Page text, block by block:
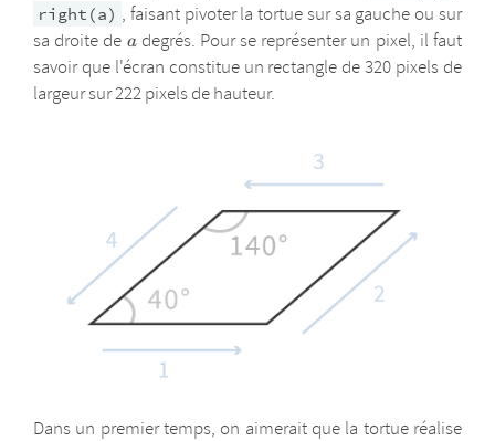
right(a) , faisant pivoter la tortue sur sa gauche ou sur
sa droite de a
adegrés. Pour se représenter un pixel, il faut
savoir que l'écran constitue un rectangle de 320 pixels de
largeur sur 222 pixels de hauteur.
Dans un premier temps, on aimerait que la tortue réalise